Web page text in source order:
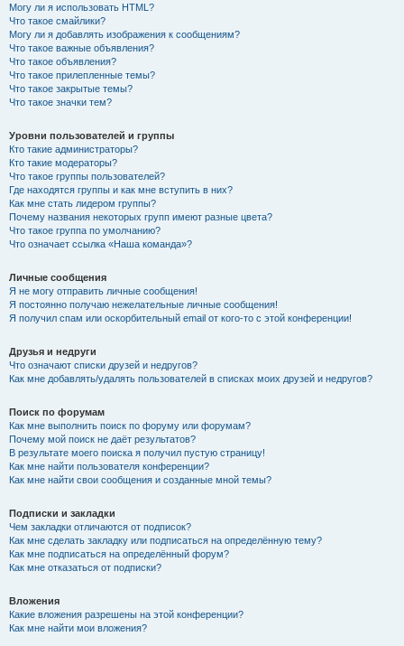
Могу ли я использовать HTML?
Что такое смайлики?
Могу ли я добавлять изображения к сообщениям?
Что такое важные объявления?
Что такое объявления?
Что такое прилепленные темы?
Что такое закрытые темы?
Что такое значки тем?
Уровни пользователей и группы
Кто такие администраторы?
Кто такие модераторы?
Что такое группы пользователей?
Где находятся группы и как мне вступить в них?
Как мне стать лидером группы?
Почему названия некоторых групп имеют разные цвета?
Что такое группа по умолчанию?
Что означает ссылка «Наша команда»?
Личные сообщения
Я не могу отправить личные сообщения!
Я постоянно получаю нежелательные личные сообщения!
Я получил спам или оскорбительный email от кого-то с этой конференции!
Друзья и недруги
Что означают списки друзей и недругов?
Как мне добавлять/удалять пользователей в списках моих друзей и недругов?
Поиск по форумам
Как мне выполнить поиск по форуму или форумам?
Почему мой поиск не даёт результатов?
В результате моего поиска я получил пустую страницу!
Как мне найти пользователя конференции?
Как мне найти свои сообщения и созданные мной темы?
Подписки и закладки
Чем закладки отличаются от подписок?
Как мне сделать закладку или подписаться на определённую тему?
Как мне подписаться на определённый форум?
Как мне отказаться от подписки?
Вложения
Какие вложения разрешены на этой конференции?
Как мне найти мои вложения?